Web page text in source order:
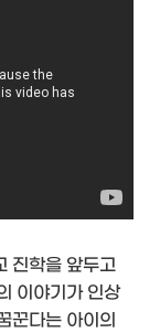
진학을 앞두고
이야기가 인상
꾼다는 아이의